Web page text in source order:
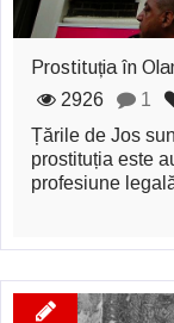
din
Derba,
Prostituția în
2926
1
Țările de Jos
prostituția este
profesiune